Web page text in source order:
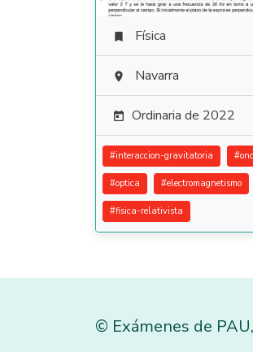
 Física
 Navarra
 Ordinaria de 2022
#interaccion-gravitatoria #
#optica #electromagnetismo
#fisica-relativista
© Exámenes de PAU,